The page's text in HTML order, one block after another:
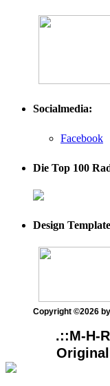
Socialmedia:
Facebook
Die Top 100
Design
Copyright ©2026
.::M-H-
Original